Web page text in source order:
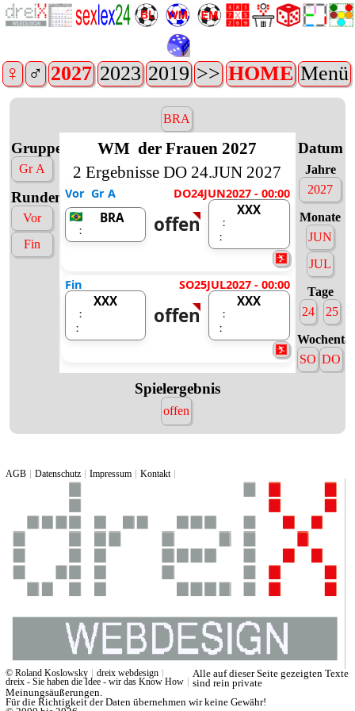
♀ ♂ 2027 2023 2019 >> HOME Menü
BRA
Gruppen
Gr A
Runden
Vor
Fin
WM der Frauen 2027
2 Ergebnisse DO 24.JUN 2027
Vor Gr A DO24JUN2027 - 00:00
BRA
: offen
XXX
:
:
Fin SO25JUL2027 - 00:00
XXX
:
:
offen
XXX
:
:
Datum
Jahre
2027
Monate
JUN
JUL
Tage
24
25
SO DO
Spielergebnis
offen
AGB Datenschutz Impressum Kontakt
© Roland Koslowsky
dreix webdesign
dreix - Sie haben die Idee - wir das Know How
Alle auf dieser Seite gezeigten Texte
sind rein private
Meinungsäußerungen.
Für die Richtigkeit der Daten übernehmen wir keine Gewähr!